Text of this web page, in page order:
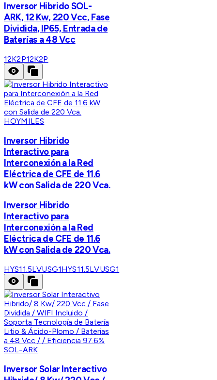
Inversor Hibrido SOL-
ARK, 12 Kw, 220 Vcc, Fase
Dividida, IP65, Entrada de
Baterías a 48 Vcc
12K2P12K2P
HOYMILES
Inversor Hibrido
Interactivo para
Interconexión a la Red
Eléctrica de CFE de 11.6
kW con Salida de 220 Vca.
Inversor Hibrido
Interactivo para
Interconexión a la Red
Eléctrica de CFE de 11.6
kW con Salida de 220 Vca.
HYS11.5LVUSG1HYS11.5LVUSG1
SOL-ARK
Inversor Solar Interactivo